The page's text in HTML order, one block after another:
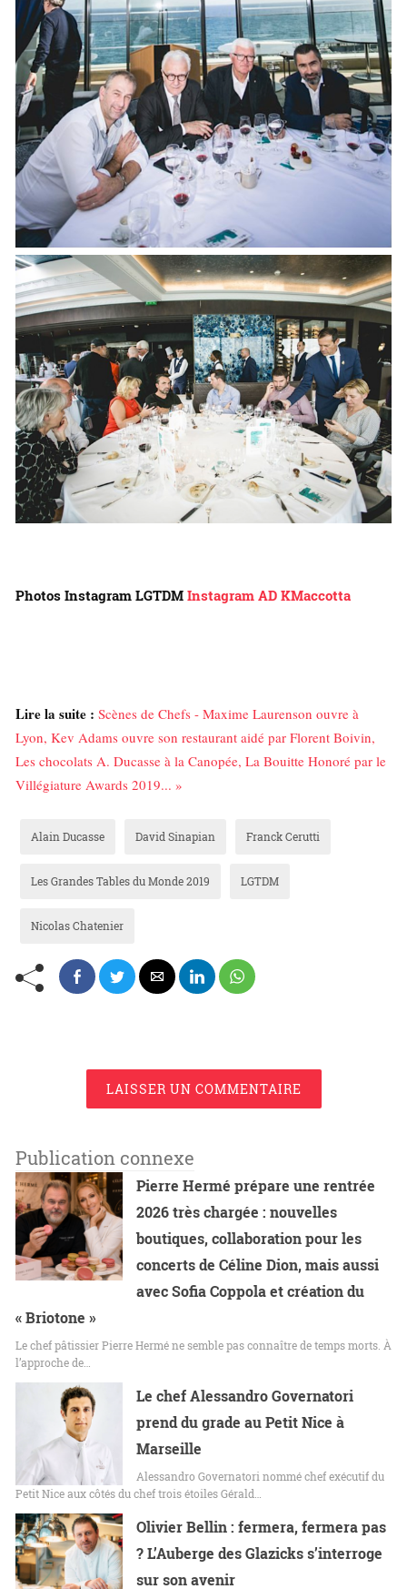
Photos Instagram LGTDM Instagram AD KMaccotta
Lire la suite : Scènes de Chefs - Maxime Laurenson ouvre à
Lyon, Kev Adams ouvre son restaurant aidé par Florent Boivin,
Les chocolats A. Ducasse à la Canopée, La Bouitte Honoré par le
Villégiature Awards 2019... »
Alain Ducasse David Sinapian Franck Cerutti
Les Grandes Tables du Monde 2019 LGTDM
Nicolas Chatenier
LAISSER UN COMMENTAIRE
Publication connexe
Pierre Hermé prépare une rentrée
2026 très chargée : nouvelles
boutiques, collaboration pour les
concerts de Céline Dion, mais aussi
avec Sofia Coppola et création du
« Briotone »
Le chef pâtissier Pierre Hermé ne semble pas connaître de temps morts. À
l’approche de…
Le chef Alessandro Governatori
prend du grade au Petit Nice à
Marseille
Alessandro Governatori nommé chef exécutif du
Petit Nice aux côtés du chef trois étoiles Gérald…
Olivier Bellin : fermera, fermera pas
? L’Auberge des Glazicks s’interroge
sur son avenir